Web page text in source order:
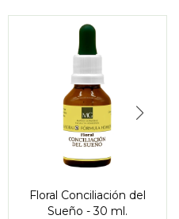
Floral Conciliación del
Sueño - 30 ml.